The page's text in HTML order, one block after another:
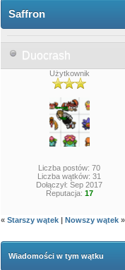
Saffron
Duocrash
Użytkownik
Liczba postów: 70
Liczba wątków: 31
Dołączył: Sep 2017
Reputacja: 17
«Starszy wątek |Nowszy wątek »
Wiadomości w tym wątku